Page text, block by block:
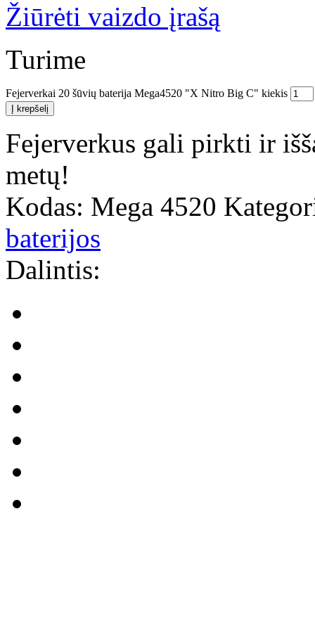
Žiūrėti vaizdo įrašą
Turime
Fejerverkai 20 šūvių baterija Mega4520 "X Nitro Big C" kiekis
Į krepšelį
Fejerverkus gali pirkti ir
metų!
Kodas: Mega 4520
baterijos
Dalintis: